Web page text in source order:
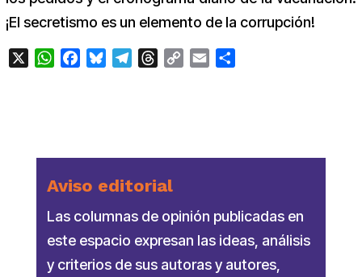
¡El secretismo es un elemento de la corrupción!
WhatsApp
FacebookBlueskyTelegramThreads
Copy Email
Aviso editorial
Las columnas de opinión publicadas en
este espacio expresan las ideas, análisis
y criterios de sus autoras y autores,